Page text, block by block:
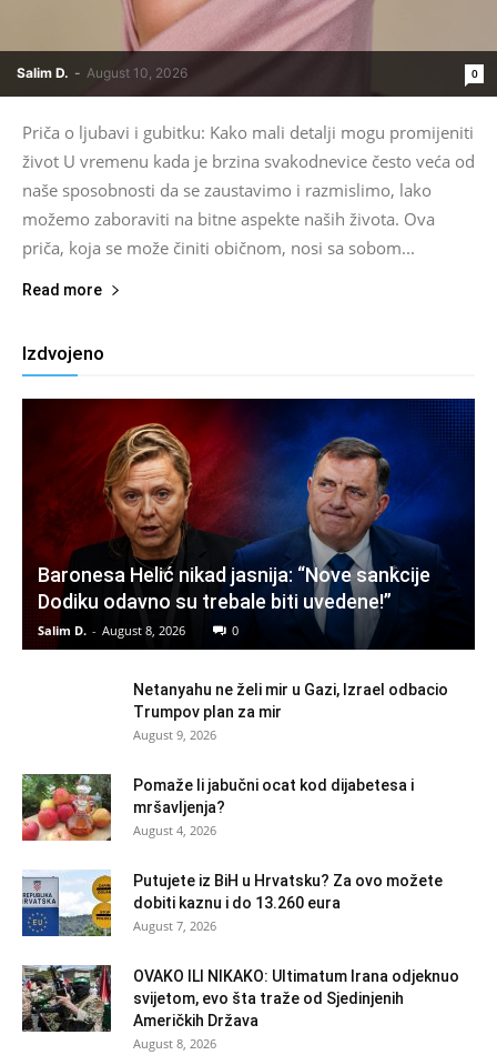
Salim D. - August 10, 2026 0
Priča o ljubavi i gubitku: Kako mali detalji mogu promijeniti
život U vremenu kada je brzina svakodnevice često veća od
naše sposobnosti da se zaustavimo i razmislimo, lako
možemo zaboraviti na bitne aspekte naših života. Ova
priča, koja se može činiti običnom, nosi sa sobom...
Read more
Izdvojeno
Baronesa Helić nikad jasnija: “Nove sankcije
Dodiku odavno su trebale biti uvedene!”
Salim D. - August 8, 2026 0
Netanyahu ne želi mir u Gazi, Izrael odbacio
Trumpov plan za mir
August 9, 2026
Pomaže li jabučni ocat kod dijabetesa i
mršavljenja?
August 4, 2026
Putujete iz BiH u Hrvatsku? Za ovo možete
dobiti kaznu i do 13.260 eura
August 7, 2026
OVAKO ILI NIKAKO: Ultimatum Irana odjeknuo
svijetom, evo šta traže od Sjedinjenih
Američkih Država
August 8, 2026